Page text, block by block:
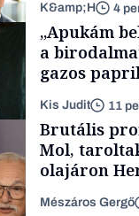
K&amp;H 4
„Apukám
a
gazos
lett az igazi
fűszersztori
Kis Judit 11
Brutális
Mol,
olajáron
Mészáros Gergő